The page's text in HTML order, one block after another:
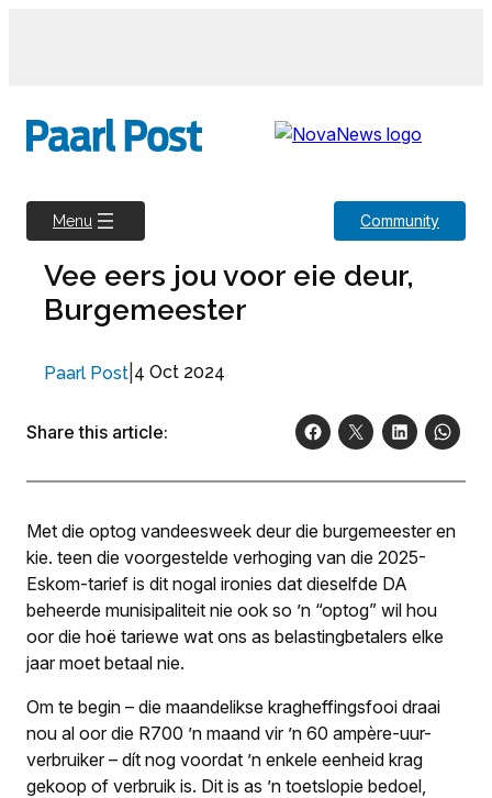
Menu Community
Vee eers jou voor eie deur,
Burgemeester
Paarl Post 4 Oct 2024
Share this article:
Met die optog vandeesweek deur die burgemeester en
kie. teen die voorgestelde verhoging van die 2025-
Eskom-tarief is dit nogal ironies dat dieselfde DA
beheerde munisipaliteit nie ook so ’n “optog” wil hou
oor die hoë tariewe wat ons as belastingbetalers elke
jaar moet betaal nie.
Om te begin – die maandelikse kragheffingsfooi draai
nou al oor die R700 ’n maand vir ’n 60 ampère-uur-
verbruiker – dít nog voordat ’n enkele eenheid krag
gekoop of verbruik is. Dit is as ’n toetslopie bedoel,